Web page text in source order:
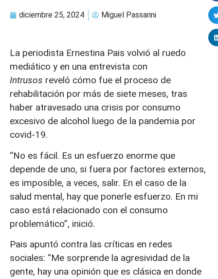
diciembre 25, 2024 Miguel Passarini
La periodista Ernestina Pais volvió al ruedo
mediático y en una entrevista con
Intrusos reveló cómo fue el proceso de
rehabilitación por más de siete meses, tras
haber atravesado una crisis por consumo
excesivo de alcohol luego de la pandemia por
covid-19.
“No es fácil. Es un esfuerzo enorme que
depende de uno, si fuera por factores externos,
es imposible, a veces, salir. En el caso de la
salud mental, hay que ponerle esfuerzo. En mi
caso está relacionado con el consumo
problemático”, inició.
Pais apuntó contra las críticas en redes
sociales: “Me sorprende la agresividad de la
gente, hay una opinión que es clásica en donde